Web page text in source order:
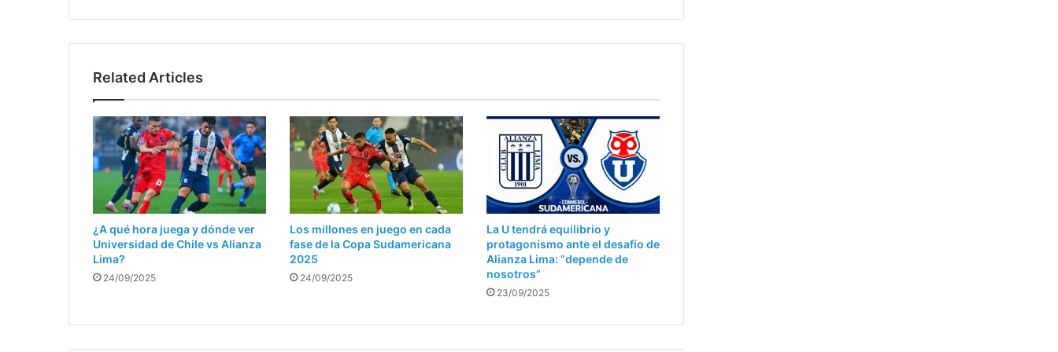
Related Articles
¿A qué hora juega y dónde ver
Universidad de Chile vs Alianza
Lima?
24/09/2025
Los millones en juego en cada
fase de la Copa Sudamericana
2025
24/09/2025
La U tendrá equilibrio y
protagonismo ante el desafío de
Alianza Lima: “depende de
nosotros”
23/09/2025